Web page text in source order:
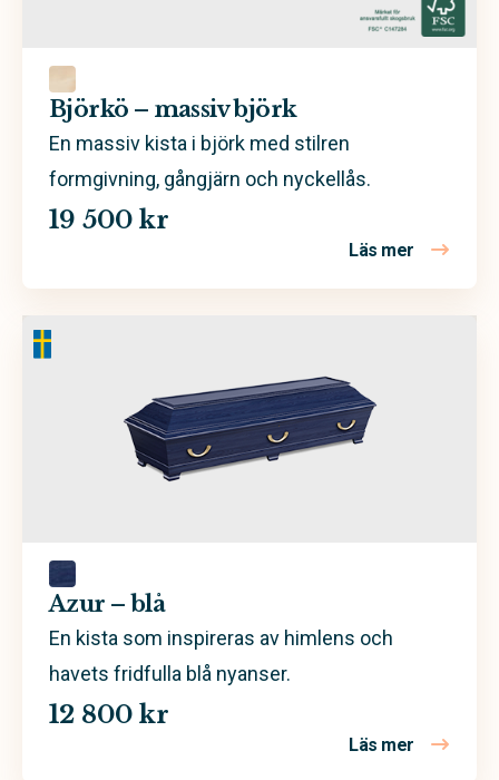
Björkö – massiv björk
En massiv kista i björk med stilren
formgivning, gångjärn och nyckellås.
19 500 kr
Läs mer om
Azur – blå
En kista som inspireras av himlens och
havets fridfulla blå nyanser.
12 800 kr
Läs mer om Azur –